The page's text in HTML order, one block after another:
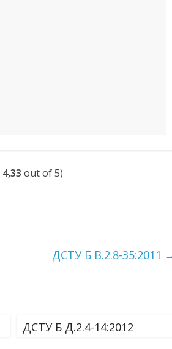
4,33 out of 5)
ДСТУ Б В.2.8-35:2011
ДСТУ Б Д.2.4-14:2012